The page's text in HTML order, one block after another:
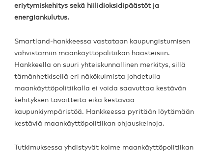
eriytymiskehitys sekä hiilidioksidipäästöt ja
energiankulutus.
Smartland-hankkeessa vastataan kaupungistumisen
vahvistamiin maankäyttöpolitiikan haasteisiin.
Hankkeella on suuri yhteiskunnallinen merkitys, sillä
tämänhetkisellä eri näkökulmista johdetulla
maankäyttöpolitiikalla ei voida saavuttaa kestävän
kehityksen tavoitteita eikä kestävää
kaupunkiympäristöä. Hankkeessa pyritään löytämään
kestäviä maankäyttöpolitiikan ohjauskeinoja.
Tutkimuksessa yhdistyvät kolme maankäyttöpolitiikan